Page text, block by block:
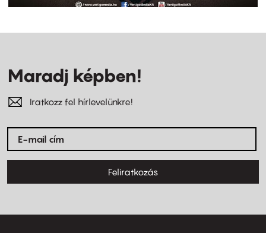
Maradj képben!
Iratkozz fel hírlevelünkre!
Feliratkozás